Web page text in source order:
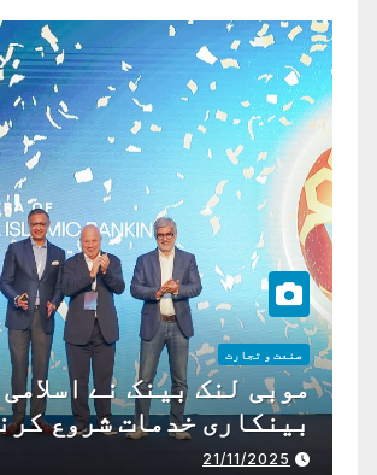
صنعت و تجارت
موبی لنک بینک نے اسلامی
بینکاری خدمات شروع
اعلان کیا ہے،
21/11/2025